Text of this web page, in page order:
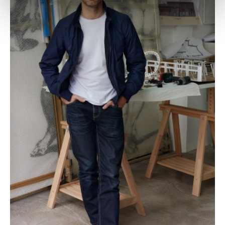
votre utilisation de notre site avec nos partenaires de
médias sociaux, de publicité et d'analyse. Nos
partenaires peuvent combiner ces informations avec
d'autres données que vous leur avez fournies ou qu'ils
ont collectées dans le cadre de votre utilisation des
services.